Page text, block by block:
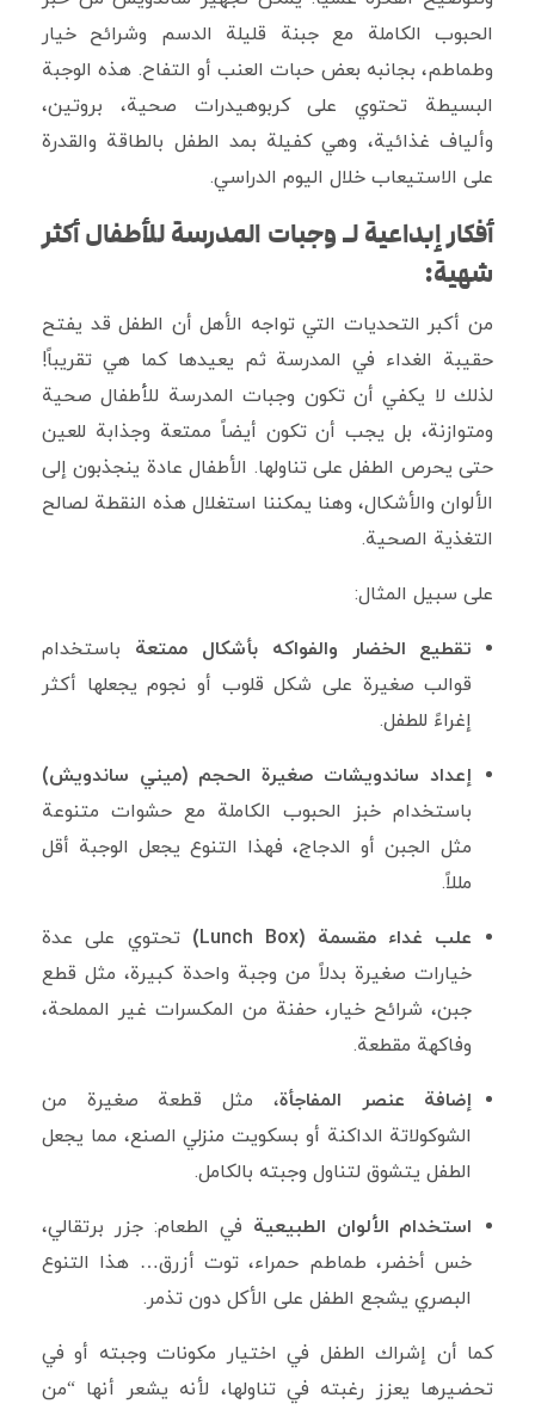
الحبوب الكاملة مع جبنة قليلة الدسم وشرائح خيار
وطماطم، بجانبه بعض حبات العنب أو التفاح. هذه الوجبة
البسيطة تحتوي على كربوهيدرات صحية، بروتين،
وألياف غذائية، وهي كفيلة بمد الطفل بالطاقة والقدرة
على الاستيعاب خلال اليوم الدراسي.
أفكار إبداعية لـ وجبات المدرسة للأطفال أكثر
شهية:
من أكبر التحديات التي تواجه الأهل أن الطفل قد يفتح
حقيبة الغداء في المدرسة ثم يعيدها كما هي تقريباً!
لذلك لا يكفي أن تكون وجبات المدرسة للأطفال صحية
ومتوازنة، بل يجب أن تكون أيضاً ممتعة وجذابة للعين
حتى يحرص الطفل على تناولها. الأطفال عادة ينجذبون إلى
الألوان والأشكال، وهنا يمكننا استغلال هذه النقطة لصالح
التغذية الصحية.
على سبيل المثال:
تقطيع الخضار والفواكه بأشكال ممتعة باستخدام
قوالب صغيرة على شكل قلوب أو نجوم يجعلها أكثر
إغراءً للطفل.
إعداد ساندويشات صغيرة الحجم (ميني ساندويش)
باستخدام خبز الحبوب الكاملة مع حشوات متنوعة
مثل الجبن أو الدجاج، فهذا التنوع يجعل الوجبة أقل
مللاً.
علب غداء مقسمة (Lunch Box)
تحتوي على عدة
خيارات صغيرة بدلاً من وجبة واحدة كبيرة، مثل قطع
جبن، شرائح خيار، حفنة من المكسرات غير المملحة،
وفاكهة مقطعة.
إضافة عنصر المفاجأة، مثل قطعة صغيرة من
الشوكولاتة الداكنة أو بسكويت منزلي الصنع، مما يجعل
الطفل يتشوق لتناول وجبته بالكامل.
استخدام الألوان الطبيعية في الطعام: جزر برتقالي،
خس أخضر، طماطم حمراء، توت أزرق… هذا التنوع
البصري يشجع الطفل على الأكل دون تذمر.
كما أن إشراك الطفل في اختيار مكونات وجبته أو في
تحضيرها يعزز رغبته في تناولها، لأنه يشعر أنها “من